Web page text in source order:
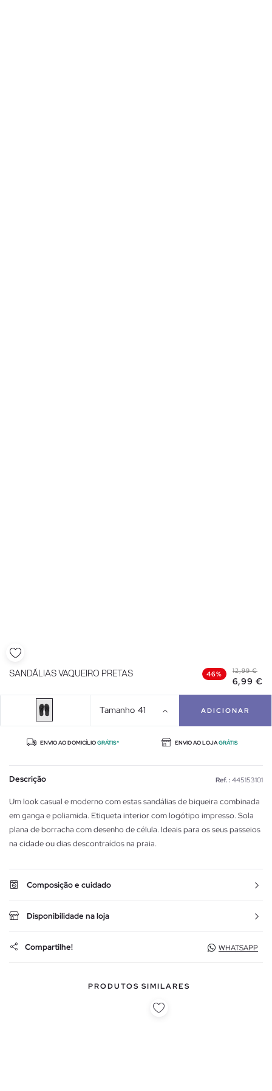
SANDÁLIAS VAQUEIRO PRETAS 46% 12,99 €
6,99 €
Tamanho 41 ADICIONAR
ENVIO AO DOMICÍLIOGRÁTIS* ENVIO AO LOJAGRÁTIS
Descrição Ref. : 445153101
Um look casual e moderno com estas sandálias de biqueira combinada
em ganga e poliamida. Etiqueta interior com logótipo impresso. Sola
plana de borracha com desenho de célula. Ideais para os seus passeios
na cidade ou dias descontraídos na praia.
Composição e cuidado
Disponibilidade na loja
Compartilhe! WHATSAPP
PRODUTOS SIMILARES